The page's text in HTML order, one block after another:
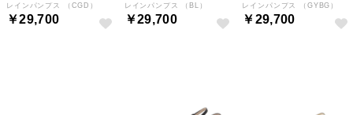
レインパンプス （CGD）
￥29,700
レインパンプス （BL）
￥29,700
レインパンプス （GYBG）
￥29,700